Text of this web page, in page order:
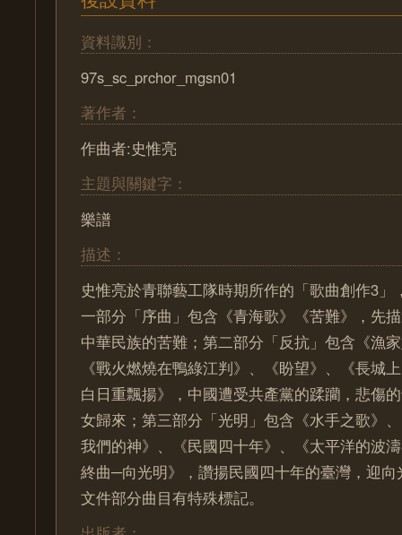
資料識別：
97s_sc_prchor_mgsn01
著作者：
作曲者:史惟亮
主題與關鍵字：
樂譜
描述：
史惟亮於青聯藝工隊時期所作的「歌曲創作3」
一部分「序曲」包含《青海歌》《苦難》，先
中華民族的苦難；第二部分「反抗」包含《漁
《戰火燃燒在鴨綠江判》、《盼望》、《長城
白日重飄揚》，中國遭受共產黨的蹂躪，悲傷
女歸來；第三部分「光明」包含《水手之歌》
我們的神》、《民國四十年》、《太平洋的波
終曲─向光明》，讚揚民國四十年的臺灣，迎
文件部分曲目有特殊標記。